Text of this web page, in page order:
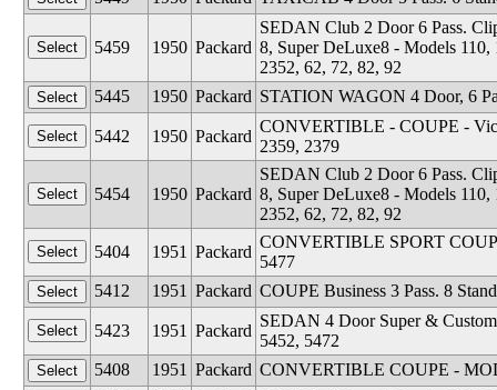
5459 1950 Packard
SEDAN Club 2 Door 6 Pass.
8, Super DeLuxe8 - Models 110,
2352, 62, 72, 82, 92
5445
1950 Packard STATION WAGON 4 Door, 6
5442 1950 Packard
CONVERTIBLE - COUPE -
2359, 2379
5454 1950 Packard
SEDAN Club 2 Door 6 Pass.
8, Super DeLuxe8 - Models 110,
2352, 62, 72, 82, 92
5404
1951 Packard
CONVERTIBLE SPORT
5477
5412
1951 Packard COUPE Business 3 Pass. 8
5423 1951 Packard
SEDAN 4 Door Super &
5452, 5472
5408
1951 Packard CONVERTIBLE COUPE -